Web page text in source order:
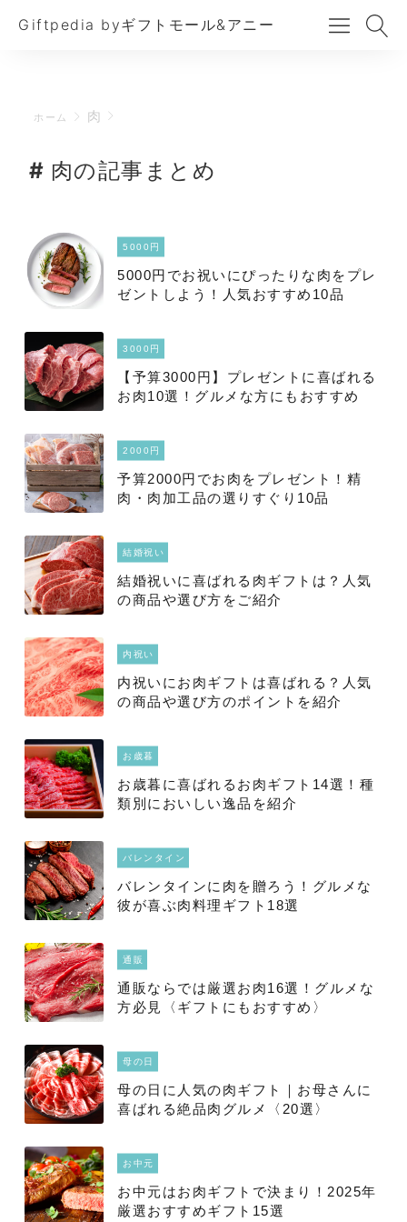
Giftpedia byギフトモール&アニー
ホーム 肉
肉の記事まとめ
5000円
5000円でお祝いにぴったりな肉をプレ
ゼントしよう！人気おすすめ10品
3000円
【予算3000円】プレゼントに喜ばれる
お肉10選！グルメな方にもおすすめ
2000円
予算2000円でお肉をプレゼント！精
肉・肉加工品の選りすぐり10品
結婚祝い
結婚祝いに喜ばれる肉ギフトは？人気
の商品や選び方をご紹介
内祝い
内祝いにお肉ギフトは喜ばれる？人気
の商品や選び方のポイントを紹介
お歳暮
お歳暮に喜ばれるお肉ギフト14選！種
類別においしい逸品を紹介
バレンタイン
バレンタインに肉を贈ろう！グルメな
彼が喜ぶ肉料理ギフト18選
通販
通販ならでは厳選お肉16選！グルメな
方必見〈ギフトにもおすすめ〉
母の日
母の日に人気の肉ギフト｜お母さんに
喜ばれる絶品肉グルメ〈20選〉
お中元
お中元はお肉ギフトで決まり！2025年
厳選おすすめギフト15選